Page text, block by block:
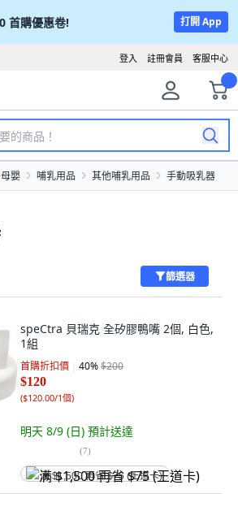
首購優惠卷! 打開 App
客服中心
註冊會員
登入
母嬰 哺乳用品 其他哺乳用品 手動吸乳器
篩選器
speCtra 貝瑞克 全矽膠鴨嘴 2個, 白色,
1組
首購折扣價 40%$200
$120
($120.00/1個)
明天 8/9 (日) 預計送達
(7)
满 $1,500 再省 $75 (王道卡)